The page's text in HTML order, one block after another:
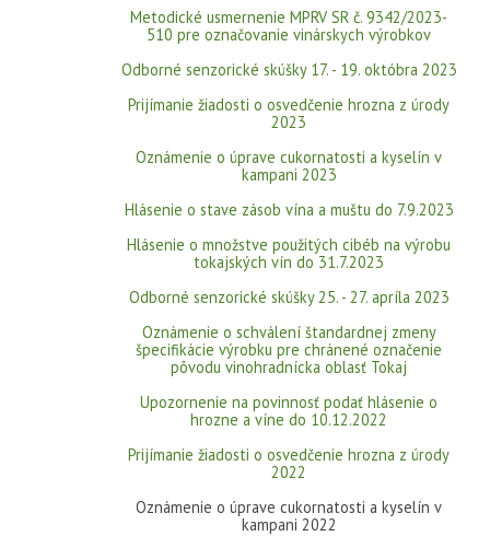
Metodické usmernenie MPRV SR č. 9342/2023-
510 pre označovanie vinárskych výrobkov
Odborné senzorické skúšky 17. - 19. októbra 2023
Prijímanie žiadosti o osvedčenie hrozna z úrody
2023
Oznámenie o úprave cukornatosti a kyselín v
kampani 2023
Hlásenie o stave zásob vína a muštu do 7.9.2023
Hlásenie o množstve použitých cibéb na výrobu
tokajských vín do 31.7.2023
Odborné senzorické skúšky 25. - 27. apríla 2023
Oznámenie o schválení štandardnej zmeny
špecifikácie výrobku pre chránené označenie
pôvodu vinohradnícka oblasť Tokaj
Upozornenie na povinnosť podať hlásenie o
hrozne a víne do 10.12.2022
Prijímanie žiadosti o osvedčenie hrozna z úrody
2022
Oznámenie o úprave cukornatosti a kyselín v
kampani 2022